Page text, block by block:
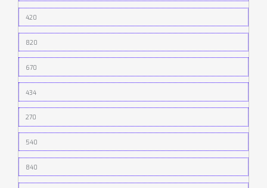
420
820
670
434
270
540
840